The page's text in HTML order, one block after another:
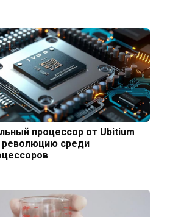
процессор от Ubitium
среди